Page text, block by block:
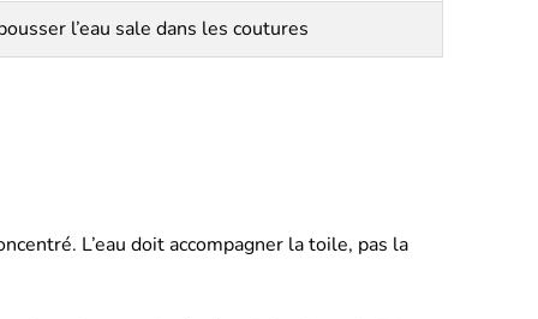
l’eau sale dans les coutures
L’eau doit accompagner la toile, pas la